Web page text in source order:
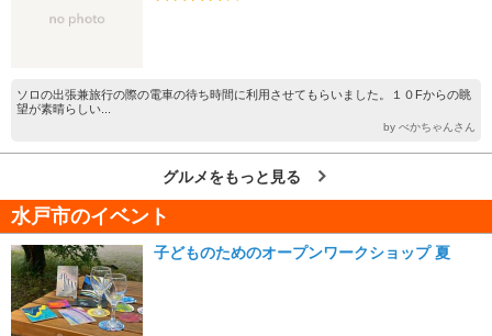
ソロの出張兼旅行の際の電車の待ち時間に利用させてもらいました。１０Fからの眺
望が素晴らしい...
by べかちゃんさん
グルメをもっと見る
水戸市のイベント
子どものためのオープンワークショップ 夏